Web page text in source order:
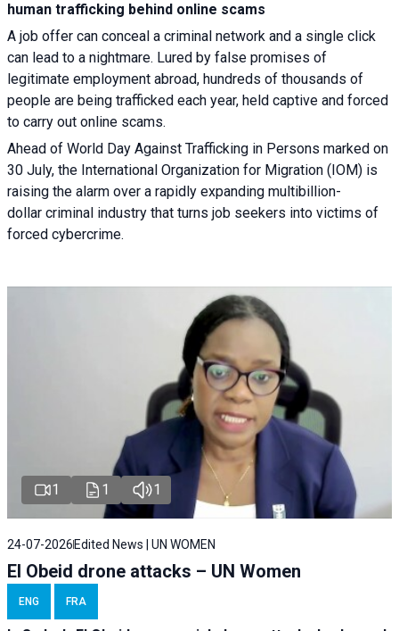
human trafficking behind online scams
A job offer can conceal a criminal network and a single click
can lead to a nightmare. Lured by false promises of
legitimate employment abroad, hundreds of thousands of
people are being trafficked each year, held captive and forced
to carry out online scams.
Ahead of World Day Against Trafficking in Persons marked on
30 July, the International Organization for Migration (IOM) is
raising the alarm over a rapidly expanding multibillion-
dollar criminal industry that turns job seekers into victims of
forced cybercrime.
1 1 1
24-07-2026Edited News | UN WOMEN
El Obeid drone attacks – UN Women
ENG FRA